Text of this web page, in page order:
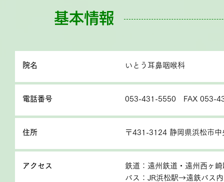
基本情報
院名 いとう耳鼻咽喉科
電話番号 053-431-5550 FAX 053-
住所 〒431-3124 静岡県浜松市
アクセス
鉄道：遠州鉄道・遠州西ヶ
バス：JR浜松駅→遠鉄バス